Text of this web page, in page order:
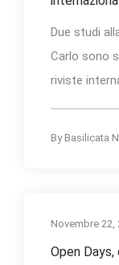
Due studi
Carlo sono
riviste
By Basilicata
Novembre 22,
Open